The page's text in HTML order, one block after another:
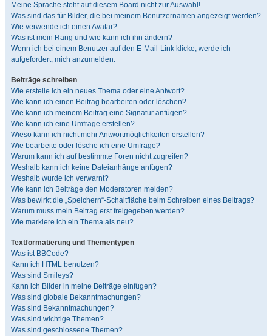
Meine Sprache steht auf diesem Board nicht zur Auswahl!
Was sind das für Bilder, die bei meinem Benutzernamen angezeigt werden?
Wie verwende ich einen Avatar?
Was ist mein Rang und wie kann ich ihn ändern?
Wenn ich bei einem Benutzer auf den E-Mail-Link klicke, werde ich
aufgefordert, mich anzumelden.
Beiträge schreiben
Wie erstelle ich ein neues Thema oder eine Antwort?
Wie kann ich einen Beitrag bearbeiten oder löschen?
Wie kann ich meinem Beitrag eine Signatur anfügen?
Wie kann ich eine Umfrage erstellen?
Wieso kann ich nicht mehr Antwortmöglichkeiten erstellen?
Wie bearbeite oder lösche ich eine Umfrage?
Warum kann ich auf bestimmte Foren nicht zugreifen?
Weshalb kann ich keine Dateianhänge anfügen?
Weshalb wurde ich verwarnt?
Wie kann ich Beiträge den Moderatoren melden?
Was bewirkt die „Speichern“-Schaltfläche beim Schreiben eines Beitrags?
Warum muss mein Beitrag erst freigegeben werden?
Wie markiere ich ein Thema als neu?
Textformatierung und Thementypen
Was ist BBCode?
Kann ich HTML benutzen?
Was sind Smileys?
Kann ich Bilder in meine Beiträge einfügen?
Was sind globale Bekanntmachungen?
Was sind Bekanntmachungen?
Was sind wichtige Themen?
Was sind geschlossene Themen?